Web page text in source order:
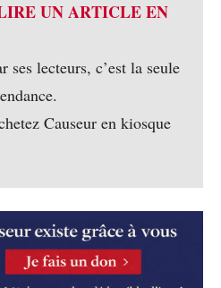
UN ARTICLE EN
ses lecteurs, c’est la seule
Causeur en kiosque